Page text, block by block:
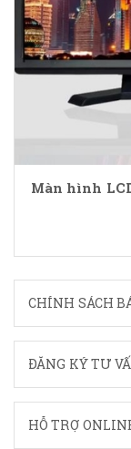
Màn hình
CHÍNH SÁCH
ĐĂNG KÝ TƯ
HỖ TRỢ